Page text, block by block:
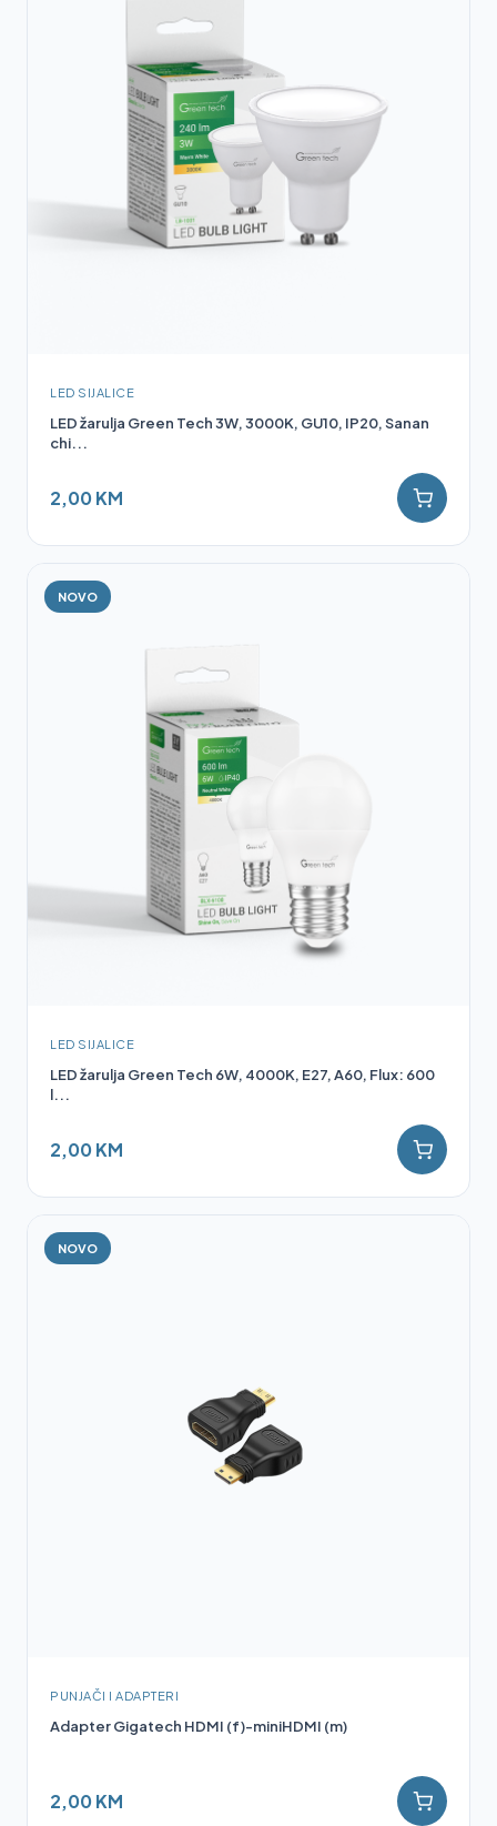
LED SIJALICE
LED žarulja Green Tech 3W, 3000K, GU10, IP20, Sanan
chi...
2,00 KM
NOVO
LED SIJALICE
LED žarulja Green Tech 6W, 4000K, E27, A60, Flux: 600
l...
2,00 KM
NOVO
PUNJAČI I ADAPTERI
Adapter Gigatech HDMI (f)-miniHDMI (m)
2,00 KM